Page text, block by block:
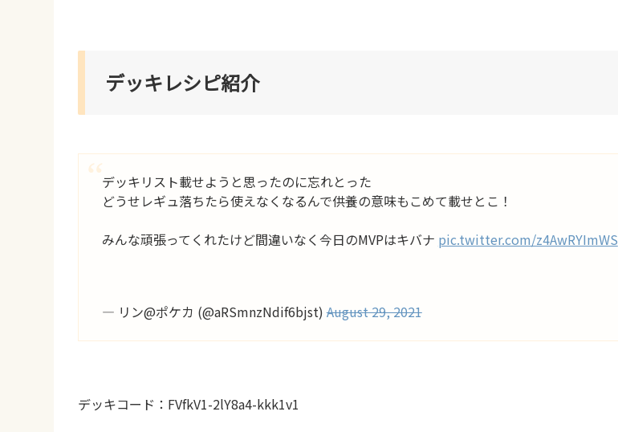
デッキレシピ紹介
デッキリスト載せようと思ったのに忘れとった
どうせレギュ落ちたら使えなくなるんで供養の意味もこめて載せとこ！
みんな頑張ってくれたけど間違いなく今日のMVPはキバナ pic.twitter.com/z4AwRYImWS
— リン@ポケカ (@aRSmnzNdif6bjst)August 29, 2021
デッキコード：FVfkV1-2lY8a4-kkk1v1